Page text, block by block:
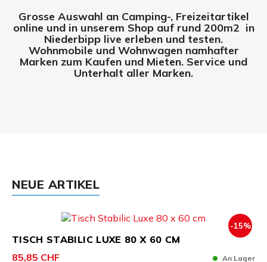
Grosse Auswahl an Camping-, Freizeitartikel
online und in unserem Shop auf rund 200m2 in
Niederbipp live erleben und testen.
Wohnmobile und Wohnwagen namhafter
Marken zum Kaufen und Mieten. Service und
Unterhalt aller Marken.
NEUE ARTIKEL
TISCH STABILIC LUXE 80 X 60 CM
85,85 CHF
-15%
An Lager